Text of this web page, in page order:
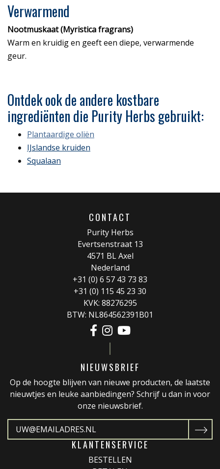
Verwarmend
Nootmuskaat (Myristica fragrans)
Warm en kruidig en geeft een diepe, verwarmende
geur.
Ontdek ook de andere kostbare
ingrediënten die Purity Herbs gebruikt:
Plantaardige oliën
IJslandse kruiden
Squalaan
CONTACT
Purity Herbs
Evertsenstraat 13
4571 BL Axel
Nederland
+31 (0) 6 57 43 73 83
+31 (0) 115 45 23 30
KVK: 88276295
BTW: NL864562391B01
NIEUWSBRIEF
Op de hoogte blijven van nieuwe producten, de laatste
nieuwtjes en leuke aanbiedingen? Schrijf u dan in voor
onze nieuwsbrief.
KLANTENSERVICE
BESTELLEN